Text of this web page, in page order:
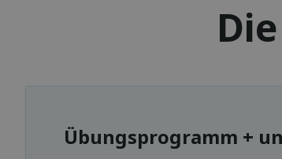
Übungsprogramm +